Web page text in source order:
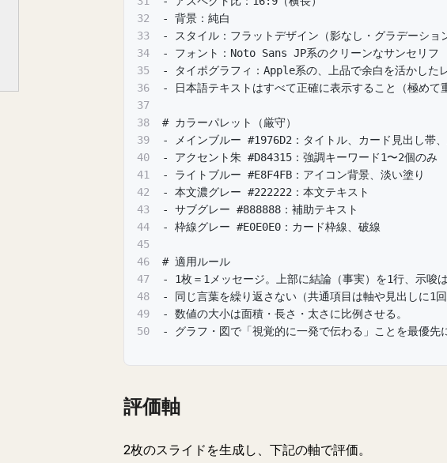
32
- 背景：純白
33
- スタイル：フラットデザイン（影なし・グラデーショ
34
- フォント：Noto Sans JP系のクリーンなサンセリフ
35
- タイポグラフィ：Apple系の、上品で余白を活かした
36
- 日本語テキストはすべて正確に表示すること（極めて
37
38
# カラーパレット（厳守）
39
- メインブルー #1976D2：タイトル、カード見出し帯
40
- アクセント朱 #D84315：強調キーワード1〜2個のみ
41
- ライトブルー #E8F4FB：アイコン背景、淡い塗り
42
- 本文濃グレー #222222：本文テキスト
43
- サブグレー #888888：補助テキスト
44
- 枠線グレー #E0E0E0：カード枠線、破線
45
46
# 適用ルール
47
- 1枚＝1メッセージ。上部に結論（事実）を1行、示唆は
48
- 同じ言葉を繰り返さない（共通項目は軸や見出しに1回
49
- 数値の大小は面積・長さ・太さに比例させる。
50
- グラフ・図で「視覚的に一発で伝わる」ことを最優先
評価軸
2枚のスライドを生成し、下記の軸で評価。